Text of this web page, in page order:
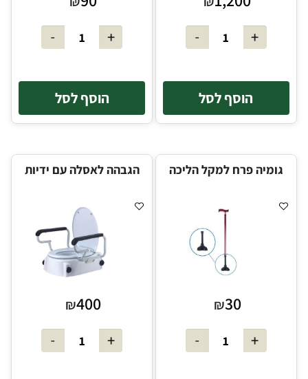
הוסף לסל הוסף לסל
גומיה פרח למקל הליכה
₪30
הגבהה לאסלה עם ידיות
₪400